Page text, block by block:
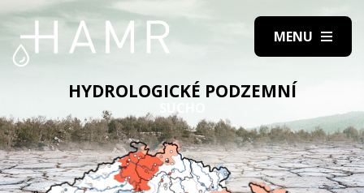
HYDROLOGICKÉ PODZEMNÍ
SUCHO